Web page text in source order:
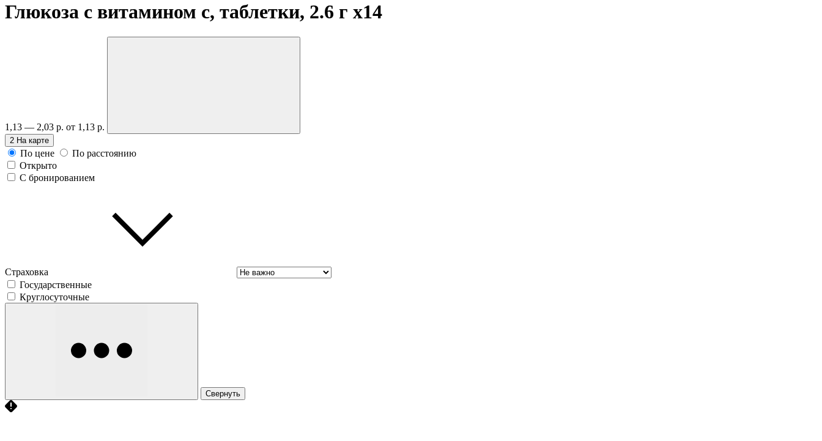
Глюкоза с витамином c, таблетки, 2.6 г x14
1,13 — 2,03 р. от 1,13 р.
2 На карте
По цене
По расстоянию
Открыто
С бронированием
Страховка
Государственные
Круглосуточные
Свернуть